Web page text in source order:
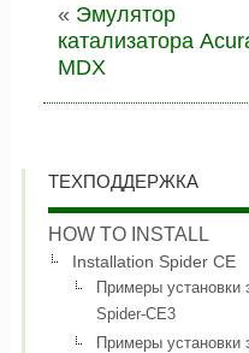
« Эмулятор
катализатора
MDX
ТЕХПОДДЕРЖКА
HOW TO INSTALL
Installation Spider CE
Примеры установки
Spider-CE3
Примеры установки